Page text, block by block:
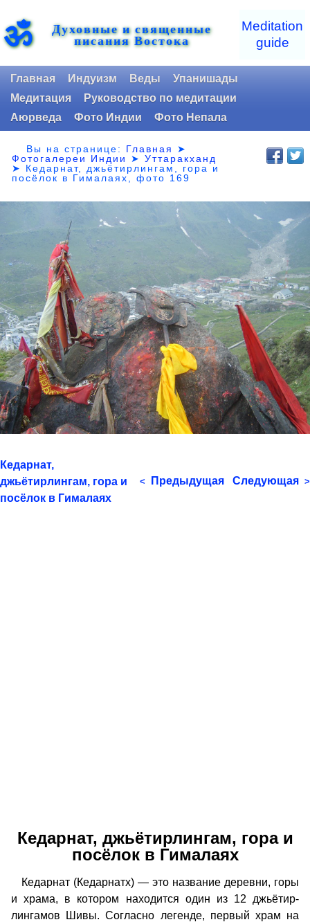
ॐ Духовные и священные
писания Востока
Meditation
guide
Главная Индуизм Веды
Упанишады
Медитация
Руководство по медитации
Аюрведа
Фото Индии Фото Непала
Вы на странице: Главная
➤
Фотогалереи Индии
➤Уттаракханд
➤ Кедарнат, джьётирлингам, гора и
посёлок в Гималаях, фото 169
Кедарнат,
джьётирлингам, гора и
посёлок в Гималаях
< Предыдущая Следующая >
Кедарнат, джьётирлингам, гора и
посёлок в Гималаях
Кедарнат (Кедарнатх) — это название деревни, горы
и храма, в котором находится один из 12 джьётир-
лингамов Шивы. Согласно легенде, первый храм на